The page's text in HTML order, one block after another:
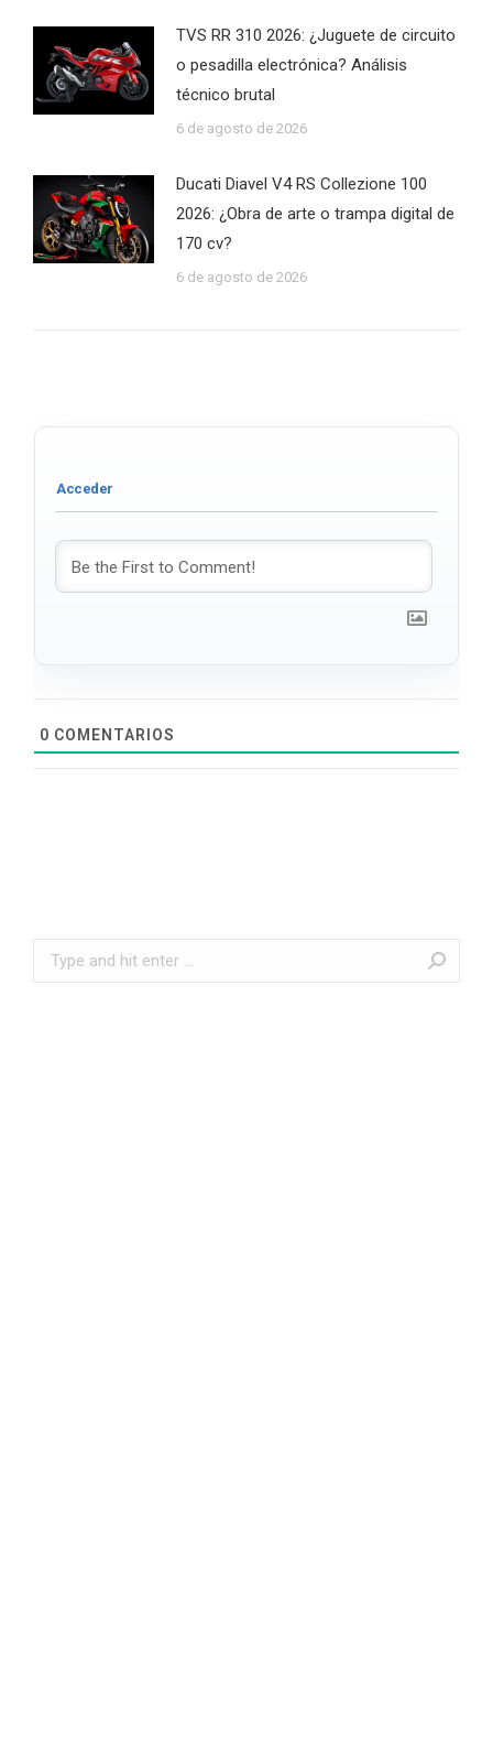
TVS RR 310 2026: ¿Juguete de circuito
o pesadilla electrónica? Análisis
técnico brutal
6 de agosto de 2026
Ducati Diavel V4 RS Collezione 100
2026: ¿Obra de arte o trampa digital de
170 cv?
6 de agosto de 2026
0 COMENTARIOS
Search: